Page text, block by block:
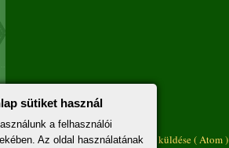
Újabb bejegyzés
Feliratkozás:Megjegyzések küldése ( Atom )
sütiket használ
a felhasználói
Az oldal használatának